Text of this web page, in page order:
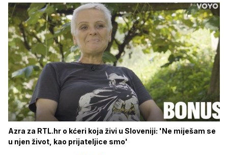
Azra za RTL.hr o kćeri koja živi u Sloveniji: 'Ne miješam se
u njen život, kao prijateljice smo'